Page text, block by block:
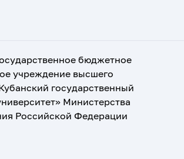
бюджетное
учреждение высшего
государственный
Министерства
Российской Федерации